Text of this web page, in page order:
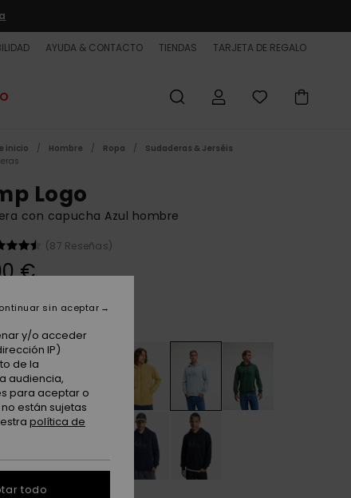
AYUDA & CONTACTO TIENDAS TARJETA DE REGALO
inicio Hombre Ropa
Sudaderas & Jerséis
Logo
con capucha Azul hombre
(87 Reseñas)
€
y/o acceder
IP)
de la
audiencia,
para aceptar o
están sujetas
política de
sin aceptar
todo